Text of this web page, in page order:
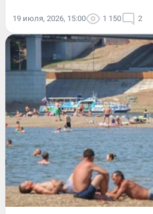
19 июля, 2026, 15:00 1 150 2